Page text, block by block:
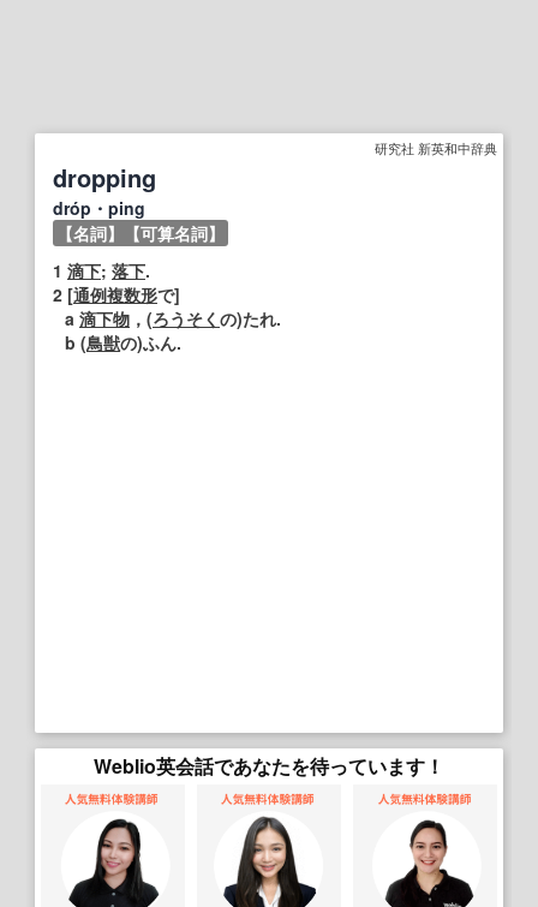
研究社 新英和中辞典
dropping
dróp・ping
【名詞】
【可算名詞】
1 滴下; 落下.
2 [通例複数形で]
a 滴下物 ，(ろうそく の)たれ.
b (鳥獣の)ふん.
Weblio英会話であなたを待っています！